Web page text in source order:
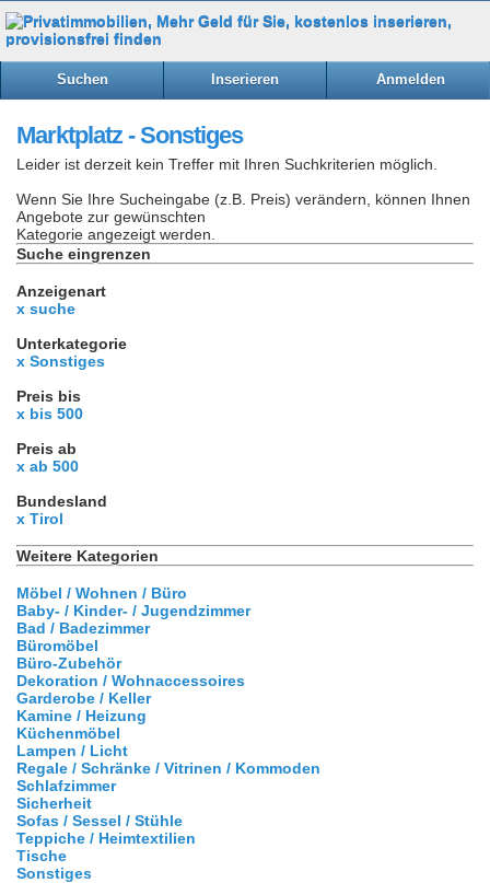
Suchen Inserieren Anmelden
Marktplatz - Sonstiges
Leider ist derzeit kein Treffer mit Ihren Suchkriterien möglich.
Wenn Sie Ihre Sucheingabe (z.B. Preis) verändern, können Ihnen
Angebote zur gewünschten
Kategorie angezeigt werden.
Suche eingrenzen
Anzeigenart
x suche
Unterkategorie
x Sonstiges
Preis bis
x bis 500
Preis ab
x ab 500
Bundesland
x Tirol
Weitere Kategorien
Möbel / Wohnen / Büro
Baby- / Kinder- / Jugendzimmer
Bad / Badezimmer
Büromöbel
Büro-Zubehör
Dekoration / Wohnaccessoires
Garderobe / Keller
Kamine / Heizung
Küchenmöbel
Lampen / Licht
Regale / Schränke / Vitrinen / Kommoden
Schlafzimmer
Sicherheit
Sofas / Sessel / Stühle
Teppiche / Heimtextilien
Tische
Sonstiges